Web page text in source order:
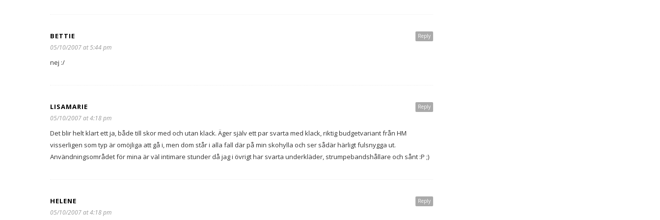
Reply
BETTIE
05/10/2007 at 5:44 pm
nej :/
Reply
LISAMARIE
05/10/2007 at 4:18 pm
Det blir helt klart ett ja, både till skor med och utan klack. Äger själv ett par svarta med klack, riktig budgetvariant från HM
visserligen som typ är omöjliga att gå i, men dom står i alla fall där på min skohylla och ser sådär härligt fulsnygga ut.
Användningsområdet för mina är väl intimare stunder då jag i övrigt har svarta underkläder, strumpebandshållare och sånt :P ;)
Reply
HELENE
05/10/2007 at 4:18 pm